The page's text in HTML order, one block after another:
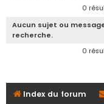
0
Aucun sujet ou
recherche.
0
Index du forum